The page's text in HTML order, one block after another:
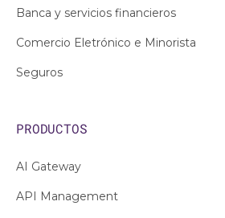
Banca y servicios financieros
Comercio Eletrónico e Minorista
Seguros
PRODUCTOS
AI Gateway
API Management